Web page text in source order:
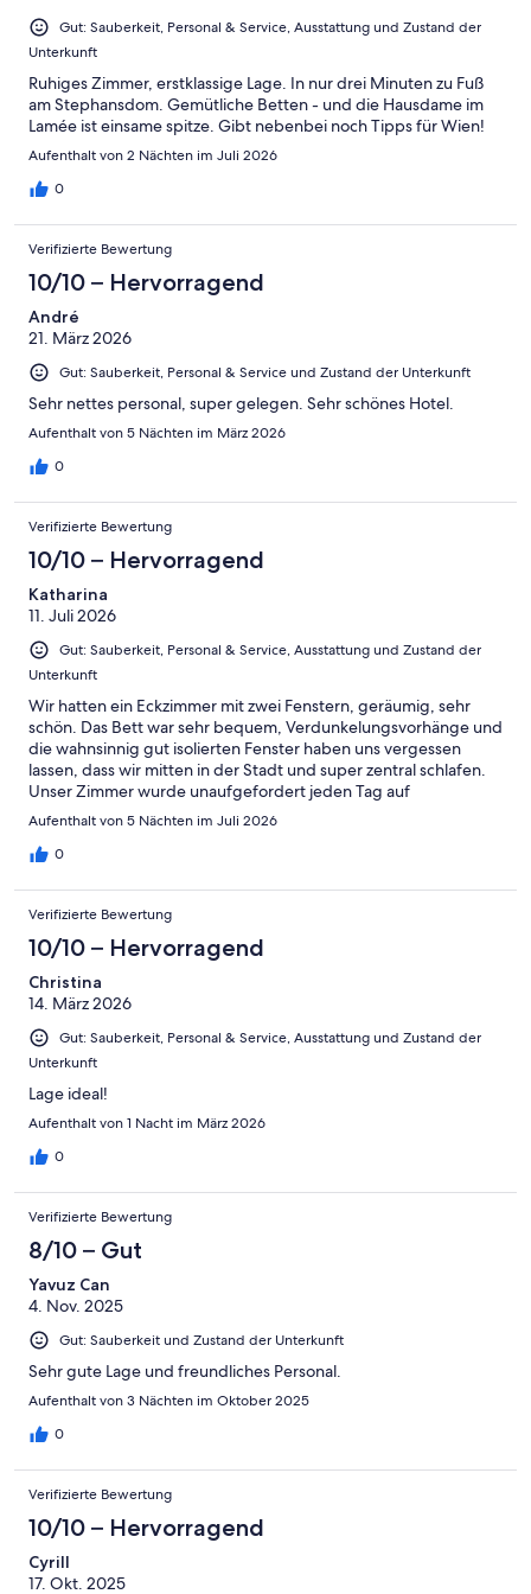
Ungenügend
Gut: Sauberkeit, Personal & Service, Ausstattung und Zustand der
Unterkunft
Ruhiges Zimmer, erstklassige Lage. In nur drei Minuten zu Fuß
am Stephansdom. Gemütliche Betten - und die Hausdame im
Lamée ist einsame spitze. Gibt nebenbei noch Tipps für Wien!
Aufenthalt von 2 Nächten im Juli 2026
0
Verifizierte Bewertung
10/10 – Hervorragend
André
21. März 2026
Gut: Sauberkeit, Personal & Service und Zustand der Unterkunft
Sehr nettes personal, super gelegen. Sehr schönes Hotel.
Aufenthalt von 5 Nächten im März 2026
0
Verifizierte Bewertung
10/10 – Hervorragend
Katharina
11. Juli 2026
Gut: Sauberkeit, Personal & Service, Ausstattung und Zustand der
Unterkunft
Wir hatten ein Eckzimmer mit zwei Fenstern, geräumig, sehr
schön. Das Bett war sehr bequem, Verdunkelungsvorhänge und
die wahnsinnig gut isolierten Fenster haben uns vergessen
lassen, dass wir mitten in der Stadt und super zentral schlafen.
Unser Zimmer wurde unaufgefordert jeden Tag auf
Vordermann gebracht, alle Annehmlichkeiten nachgefüllt, neue
Begrüßung gab es eine handgeschriebene Notiz … wir haben
Aufenthalt von 5 Nächten im Juli 2026
0
Verifizierte Bewertung
10/10 – Hervorragend
Christina
14. März 2026
Gut: Sauberkeit, Personal & Service, Ausstattung und Zustand der
Unterkunft
Lage ideal!
Aufenthalt von 1 Nacht im März 2026
0
Verifizierte Bewertung
8/10 – Gut
Yavuz Can
4. Nov. 2025
Gut: Sauberkeit und Zustand der Unterkunft
Sehr gute Lage und freundliches Personal.
Aufenthalt von 3 Nächten im Oktober 2025
0
Verifizierte Bewertung
10/10 – Hervorragend
Cyrill
17. Okt. 2025